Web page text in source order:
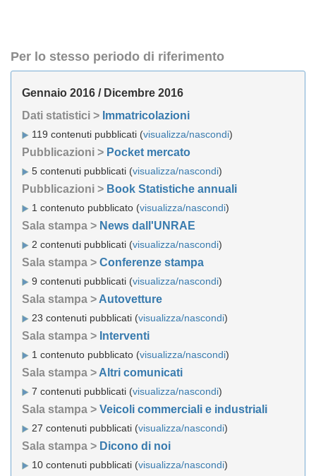
Per lo stesso periodo di riferimento
Gennaio 2016 / Dicembre 2016
Dati statistici > Immatricolazioni
119 contenuti pubblicati (visualizza/nascondi)
Pubblicazioni > Pocket mercato
5 contenuti pubblicati (visualizza/nascondi)
Pubblicazioni > Book Statistiche annuali
1 contenuto pubblicato (visualizza/nascondi)
Sala stampa > News dall'UNRAE
2 contenuti pubblicati (visualizza/nascondi)
Sala stampa > Conferenze stampa
9 contenuti pubblicati (visualizza/nascondi)
Sala stampa > Autovetture
23 contenuti pubblicati (visualizza/nascondi)
Sala stampa > Interventi
1 contenuto pubblicato (visualizza/nascondi)
Sala stampa > Altri comunicati
7 contenuti pubblicati (visualizza/nascondi)
Sala stampa > Veicoli commerciali e industriali
27 contenuti pubblicati (visualizza/nascondi)
Sala stampa > Dicono di noi
10 contenuti pubblicati (visualizza/nascondi)